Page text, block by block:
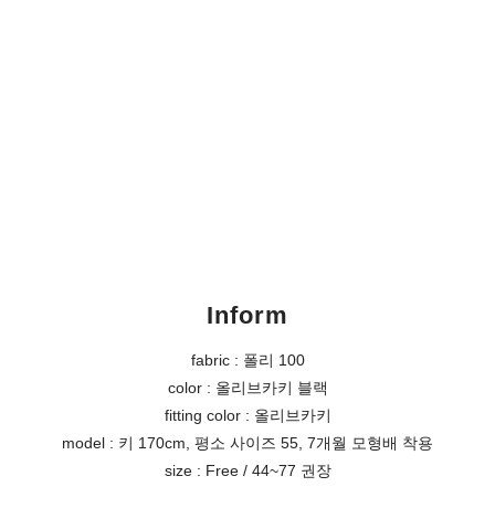
Inform
fabric : 폴리 100
color : 올리브카키 블랙
fitting color : 올리브카키
model : 키 170cm, 평소 사이즈 55, 7개월 모형배 착용
size : Free / 44~77 권장